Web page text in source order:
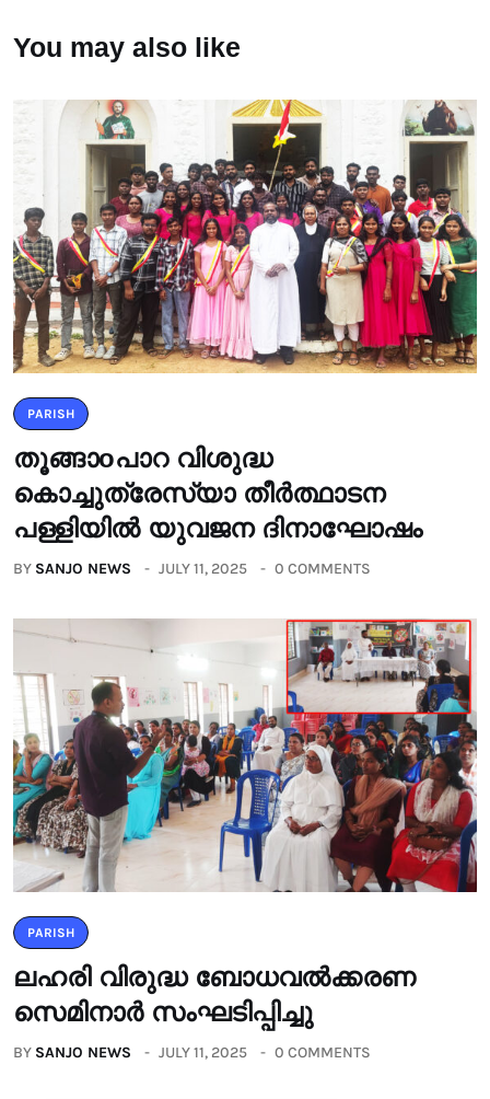
You may also like
PARISH
തൂങ്ങാoപാറ വിശുദ്ധ
കൊച്ചുത്രേസ്യാ തീർത്ഥാടന
പള്ളിയിൽ യുവജന ദിനാഘോഷം
BY SANJO NEWS JULY 11, 2025 0 COMMENTS
PARISH
ലഹരി വിരുദ്ധ ബോധവൽക്കരണ
സെമിനാർ സംഘടിപ്പിച്ചു
BY SANJO NEWS JULY 11, 2025 0 COMMENTS